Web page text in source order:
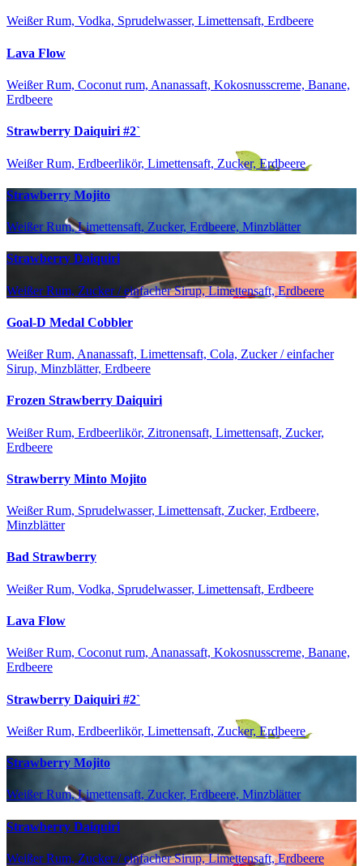
Weißer Rum, Vodka, Sprudelwasser, Limettensaft, Erdbeere
Lava Flow
Weißer Rum, Coconut rum, Ananassaft, Kokosnusscreme, Banane,
Erdbeere
Strawberry Daiquiri #2`
Weißer Rum, Erdbeerlikör, Limettensaft, Zucker, Erdbeere
Strawberry Mojito
Weißer Rum, Limettensaft, Zucker, Erdbeere, Minzblätter
Strawberry Daiquiri
Weißer Rum, Zucker / einfacher Sirup, Limettensaft, Erdbeere
Goal-D Medal Cobbler
Weißer Rum, Ananassaft, Limettensaft, Cola, Zucker / einfacher
Sirup, Minzblätter, Erdbeere
Frozen Strawberry Daiquiri
Weißer Rum, Erdbeerlikör, Zitronensaft, Limettensaft, Zucker,
Erdbeere
Strawberry Minto Mojito
Weißer Rum, Sprudelwasser, Limettensaft, Zucker, Erdbeere,
Minzblätter
Bad Strawberry
Weißer Rum, Vodka, Sprudelwasser, Limettensaft, Erdbeere
Lava Flow
Weißer Rum, Coconut rum, Ananassaft, Kokosnusscreme, Banane,
Erdbeere
Strawberry Daiquiri #2`
Weißer Rum, Erdbeerlikör, Limettensaft, Zucker, Erdbeere
Strawberry Mojito
Weißer Rum, Limettensaft, Zucker, Erdbeere, Minzblätter
Strawberry Daiquiri
Weißer Rum, Zucker / einfacher Sirup, Limettensaft, Erdbeere